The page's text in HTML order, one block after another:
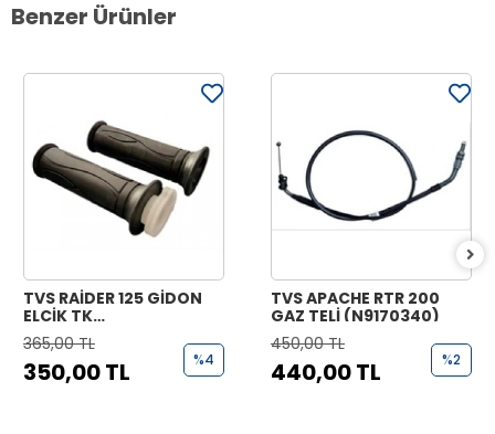
Benzer Ürünler
TVS RAİDER 125 GİDON
ELCİK TK
(N9221070+N9221170)
365,00 TL
350,00 TL %4
TVS APACHE RTR 200
GAZ TELİ (N9170340)
450,00 TL
440,00 TL %2